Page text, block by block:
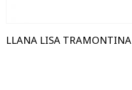
LLANA LISA TRAMONTINA